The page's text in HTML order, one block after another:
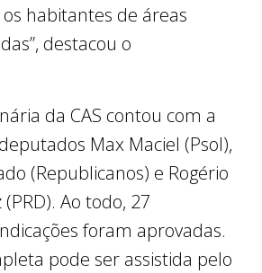
habitantes de áreas
destacou o
da CAS contou com a
Max Maciel (Psol),
(Republicanos) e Rogério
Ao todo, 27
foram aprovadas.
pode ser assistida pelo